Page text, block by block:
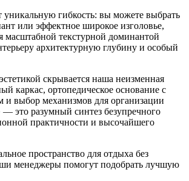
уникальную гибкость: вы можете выбрать
или эффектное широкое изголовье,
масштабной текстурной доминантой
архитектурную глубину и особый
скрывается наша неизменная
каркас, ортопедическое основание с
и выбор механизмов для организации
это разумный синтез безупречного
практичности и высочайшего
пространство для отдыха без
менеджеры помогут подобрать лучшую